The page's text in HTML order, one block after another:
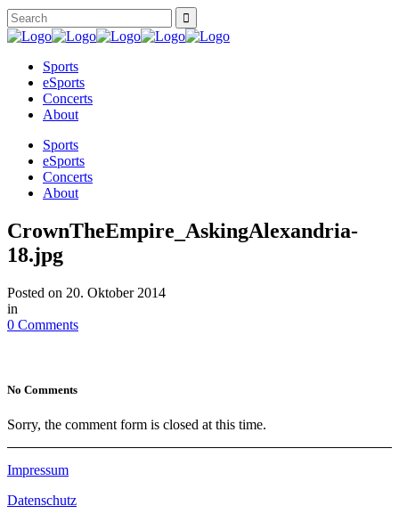
Sports
eSports
Concerts
About
Sports
eSports
Concerts
About
CrownTheEmpire_AskingAlexandria-
18.jpg
Posted on 20. Oktober 2014
in
0 Comments
No Comments
Sorry, the comment form is closed at this time.
Impressum
Datenschutz